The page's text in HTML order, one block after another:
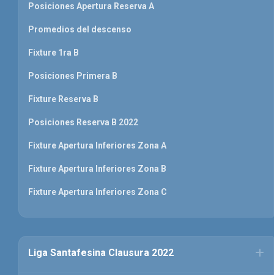
Posiciones Apertura Reserva A
Promedios del descenso
Fixture 1ra B
Posiciones Primera B
Fixture Reserva B
Posiciones Reserva B 2022
Fixture Apertura Inferiores Zona A
Fixture Apertura Inferiores Zona B
Fixture Apertura Inferiores Zona C
Liga Santafesina Clausura 2022